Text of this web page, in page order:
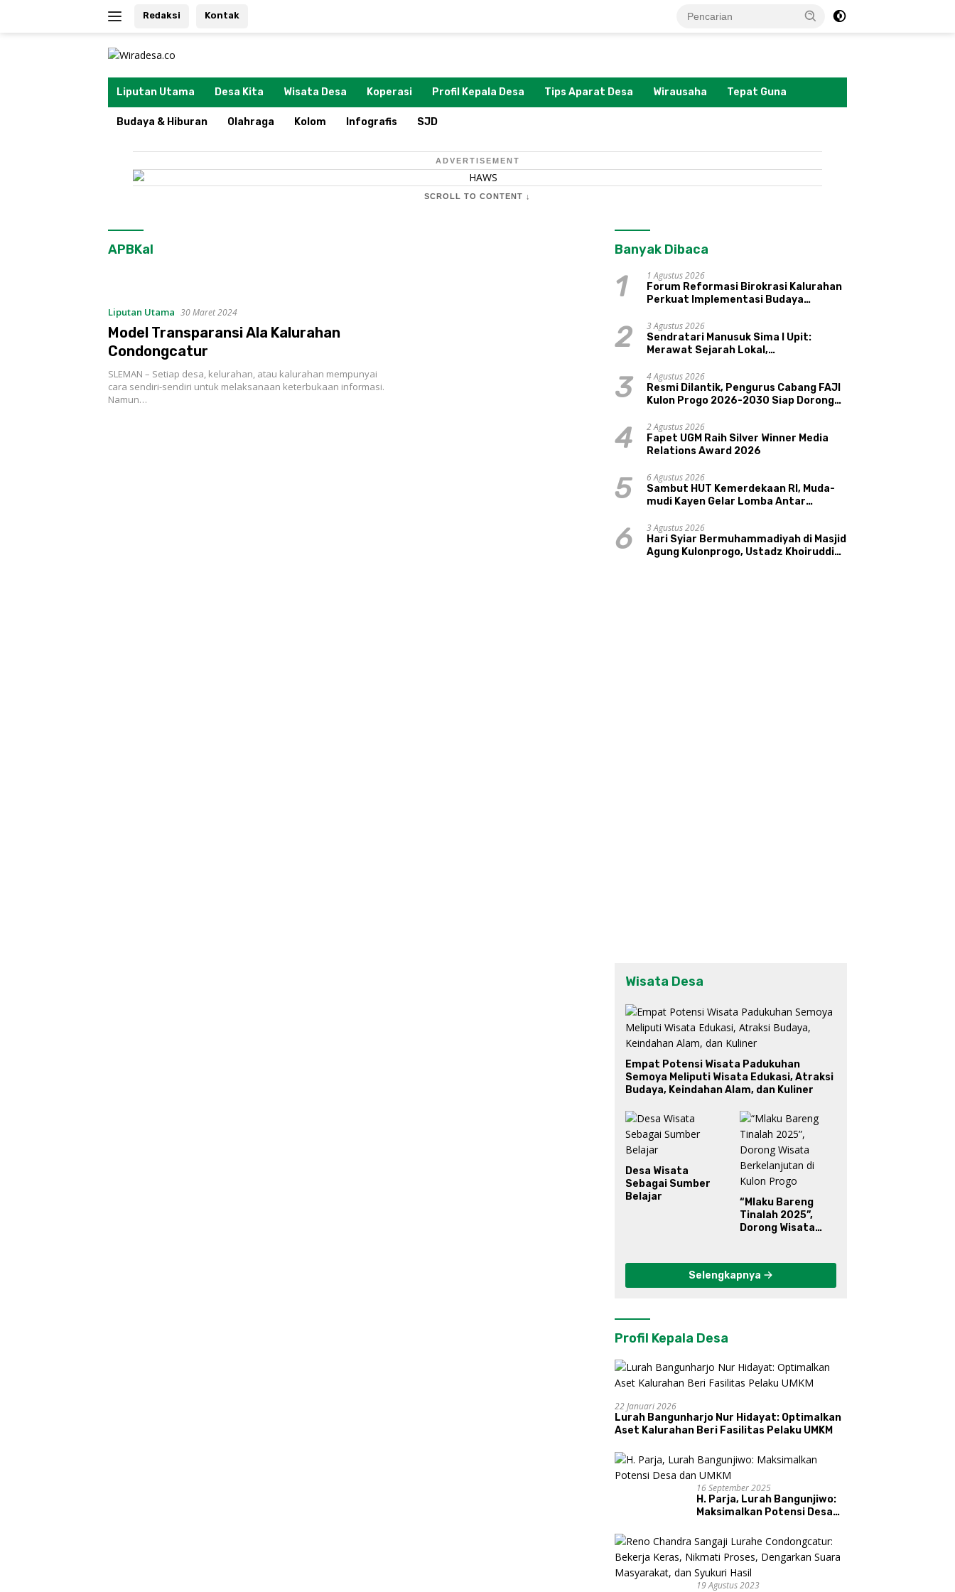
Redaksi Kontak
Liputan Utama Desa Kita Wisata Desa Koperasi Profil Kepala Desa Tips Aparat Desa Wirausaha Tepat Guna
Budaya & Hiburan Olahraga Kolom Infografis SJD
ADVERTISEMENT
SCROLL TO CONTENT ↓
APBKal
Liputan Utama 30 Maret 2024
Model Transparansi Ala Kalurahan
Condongcatur
SLEMAN – Setiap desa, kelurahan, atau kalurahan mempunyai
cara sendiri-sendiri untuk melaksanaan keterbukaan informasi.
Namun…
Banyak Dibaca
1
1 Agustus 2026
Forum Reformasi Birokrasi Kalurahan
Perkuat Implementasi Budaya
Kepamongan DIY
2
3 Agustus 2026
Sendratari Manusuk Sima I Upit:
Merawat Sejarah Lokal,
Pariwisata, dan Ekologi Klaten
3
4 Agustus 2026
Resmi Dilantik, Pengurus Cabang FAJI
Kulon Progo 2026-2030 Siap Dorong
Sungai Progo
4
2 Agustus 2026
Fapet UGM Raih Silver Winner Media
Relations Award 2026
5
6 Agustus 2026
Sambut HUT Kemerdekaan RI, Muda-
mudi Kayen Gelar Lomba Antar
6
3 Agustus 2026
Hari Syiar Bermuhammadiyah di Masjid
Agung Kulonprogo, Ustadz Khoiruddin
Wisata Desa
Empat Potensi Wisata Padukuhan
Semoya Meliputi Wisata Edukasi, Atraksi
Budaya, Keindahan Alam, dan Kuliner
Desa Wisata
Sebagai Sumber
Belajar
“Mlaku Bareng
Tinalah 2025”,
Dorong Wisata
Selengkapnya
Profil Kepala Desa
22 Januari 2026
Lurah Bangunharjo Nur Hidayat: Optimalkan
Aset Kalurahan Beri Fasilitas Pelaku UMKM
16 September 2025
H. Parja, Lurah Bangunjiwo:
Maksimalkan Potensi Desa
19 Agustus 2023